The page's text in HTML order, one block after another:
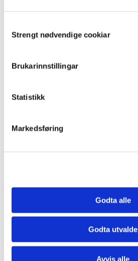
Selection
Strengt nødvendige cookiar
Brukarinnstillingar
Statistikk
Markedsføring
Godta alle
Godta utvalde
Avvis alle